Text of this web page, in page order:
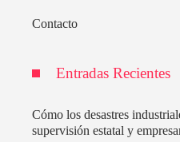
Contacto
Entradas Recientes
Cómo los desastres
supervisión estatal y